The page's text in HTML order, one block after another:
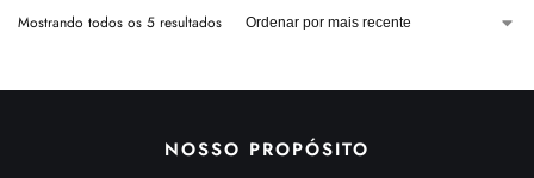
Mostrando todos os 5 resultados
NOSSO PROPÓSITO